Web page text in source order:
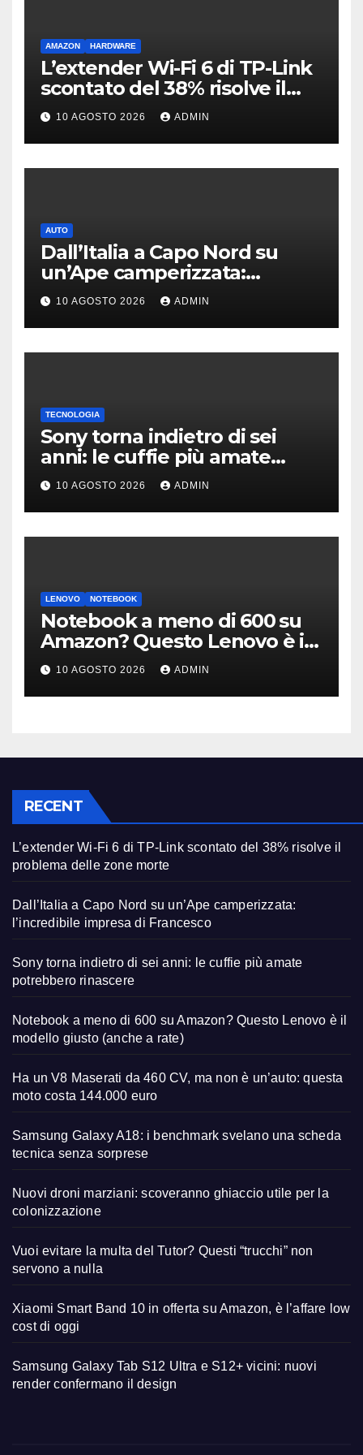
AMAZON HARDWARE
L’extender Wi-Fi 6 di TP-Link
scontato del 38% risolve il
problema delle zone morte
10 AGOSTO 2026 ADMIN
AUTO
Dall’Italia a Capo Nord su
un’Ape camperizzata:
l’incredibile impresa di
Francesco
10 AGOSTO 2026 ADMIN
TECNOLOGIA
Sony torna indietro di sei
anni: le cuffie più amate
potrebbero rinascere
10 AGOSTO 2026 ADMIN
LENOVO NOTEBOOK
Notebook a meno di 600 su
Amazon? Questo Lenovo è il
modello giusto (anche a rate)
10 AGOSTO 2026 ADMIN
RECENT
L’extender Wi-Fi 6 di TP-Link scontato del 38% risolve il
problema delle zone morte
Dall’Italia a Capo Nord su un’Ape camperizzata:
l’incredibile impresa di Francesco
Sony torna indietro di sei anni: le cuffie più amate
potrebbero rinascere
Notebook a meno di 600 su Amazon? Questo Lenovo è il
modello giusto (anche a rate)
Ha un V8 Maserati da 460 CV, ma non è un’auto: questa
moto costa 144.000 euro
Samsung Galaxy A18: i benchmark svelano una scheda
tecnica senza sorprese
Nuovi droni marziani: scoveranno ghiaccio utile per la
colonizzazione
Vuoi evitare la multa del Tutor? Questi “trucchi” non
servono a nulla
Xiaomi Smart Band 10 in offerta su Amazon, è l’affare low
cost di oggi
Samsung Galaxy Tab S12 Ultra e S12+ vicini: nuovi
render confermano il design